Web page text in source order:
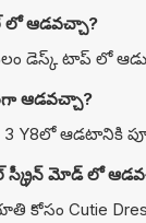
లో ఆడవచ్చా?
డెస్క్ టాప్ లో
ఆడవచ్చా?
3 Y8లో ఆడటానికి
స్క్రీన్ మోడ్ లో
కోసం Cutie